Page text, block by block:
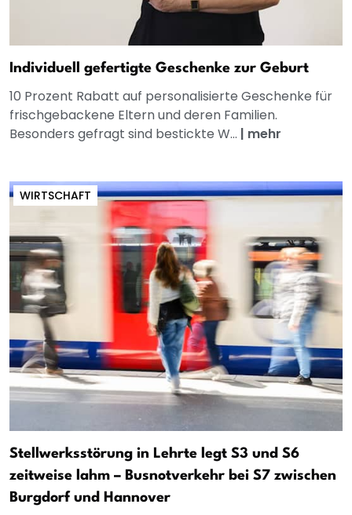
Individuell gefertigte Geschenke zur Geburt
10 Prozent Rabatt auf personalisierte Geschenke für
frischgebackene Eltern und deren Familien.
Besonders gefragt sind bestickte W... | mehr
WIRTSCHAFT
Stellwerksstörung in Lehrte legt S3 und S6
zeitweise lahm – Busnotverkehr bei S7 zwischen
Burgdorf und Hannover